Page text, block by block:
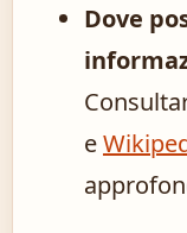
Dove
e